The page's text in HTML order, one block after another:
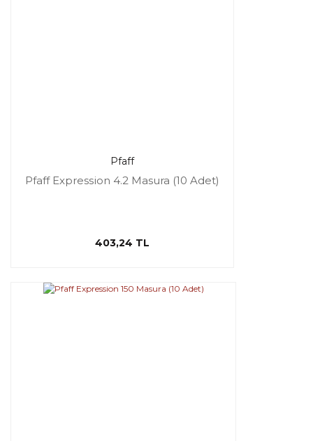
Pfaff
Pfaff Expression 4.2 Masura (10 Adet)
403,24 TL